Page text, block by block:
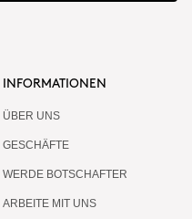
INFORMATIONEN
ÜBER UNS
GESCHÄFTE
WERDE BOTSCHAFTER
ARBEITE MIT UNS